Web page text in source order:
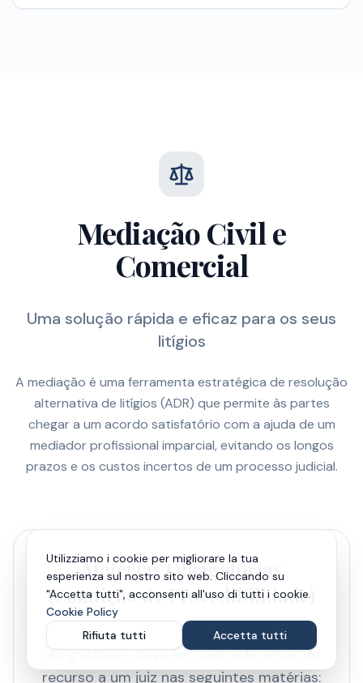
Mediação Civil e
Comercial
Uma solução rápida e eficaz para os seus
litígios
A mediação é uma ferramenta estratégica de resolução
alternativa de litígios (ADR) que permite às partes
chegar a um acordo satisfatório com a ajuda de um
mediador profissional imparcial, evitando os longos
prazos e os custos incertos de um processo judicial.
Matérias Obrigatórias
(Condição de Procedibilidade)
Por lei, a tentativa de mediação é
obrigatória e deve ser realizada antes do
recurso a um juiz nas seguintes matérias:
Utilizziamo i cookie per migliorare la tua
esperienza sul nostro sito web. Cliccando su
"Accetta tutti", acconsenti all'uso di tutti i cookie.
Cookie Policy
Rifiuta tutti
Accetta tutti